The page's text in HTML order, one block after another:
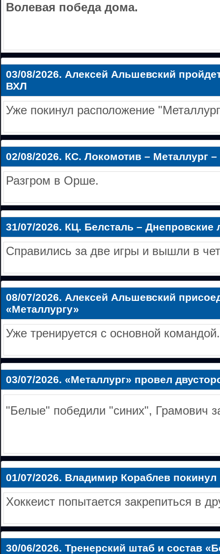
Волевая победа дома.
03/08/2026. Алексей Альшевский
ВХЛ
Уже покинул расположение
02/08/2026. КС. Локомотив – Металлург –
Разгром в Орше.
31/07/2026. КЦ. Белсталь – Днепровские
Справились за две игры и вышли в
08/07/2026. Алексей Альшевский
«Металлургу»
Уже тренируется с основной командой.
03/07/2026. «Металлург» провел
"Белые" победили "синих", Грамович
01/07/2026. Владимир Кораблев покинул
Хоккеист попытается закрепиться в
30/06/2026. Тренерский штаб и состав